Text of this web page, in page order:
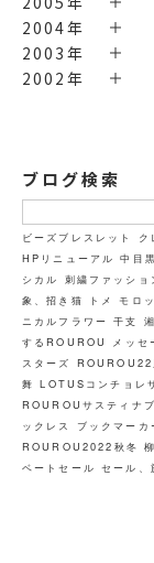
2004年
2003年
2002年
ブログ検索
検
索:
ビーズブレスレット ク
HPリニューアル 中目黒
シカル 刺繍ファッショ
象、招き猫
トメ モロ
ニカルフラワー 干支
するROUROU
メッ
スターズ ROUROU22
舞 LOTUSコンチョレ
ROUROUサスティナ
ックレス
ブックマーカ
ROUROU2022秋冬
ベートセール セール